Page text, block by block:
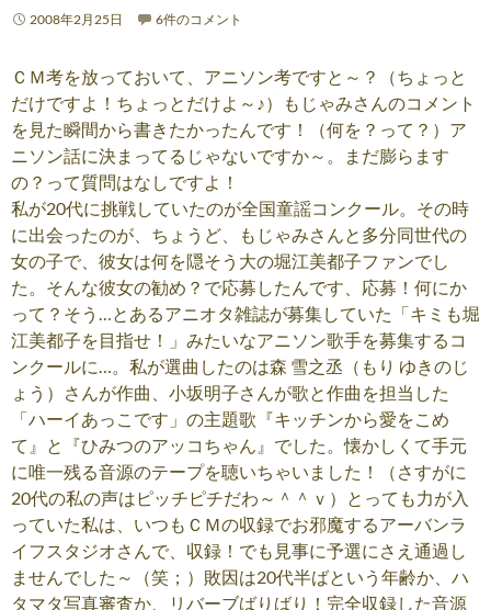
2008年2月25日 6件のコメント
ＣＭ考を放っておいて、アニソン考ですと～？（ちょっと
だけですよ！ちょっとだけよ～♪）もじゃみさんのコメント
を見た瞬間から書きたかったんです！（何を？って？）ア
ニソン話に決まってるじゃないですか～。まだ膨らます
の？って質問はなしですよ！
私が20代に挑戦していたのが全国童謡コンクール。その時
に出会ったのが、ちょうど、もじゃみさんと多分同世代の
女の子で、彼女は何を隠そう大の堀江美都子ファンでし
た。そんな彼女の勧め？で応募したんです、応募！何にか
って？そう…とあるアニオタ雑誌が募集していた「キミも堀
江美都子を目指せ！」みたいなアニソン歌手を募集するコ
ンクールに…。私が選曲したのは森 雪之丞（もり ゆきのじ
ょう）さんが作曲、小坂明子さんが歌と作曲を担当した
「ハーイあっこです」の主題歌『キッチンから愛をこめ
て』と『ひみつのアッコちゃん』でした。懐かしくて手元
に唯一残る音源のテープを聴いちゃいました！（さすがに
20代の私の声はピッチピチだわ～＾＾ｖ）とっても力が入
っていた私は、いつもＣＭの収録でお邪魔するアーバンラ
イフスタジオさんで、収録！でも見事に予選にさえ通過し
ませんでした～（笑；）敗因は20代半ばという年齢か、ハ
タマタ写真審査か、リバーブばりばり！完全収録した音源